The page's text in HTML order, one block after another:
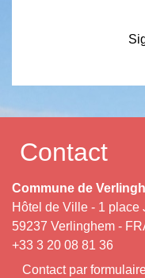
Contact
Commune de
Hôtel de Ville - 1 place
59237 Verlinghem -
+33 3 20 08 81 36
Contact par